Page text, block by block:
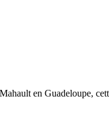
en Guadeloupe,